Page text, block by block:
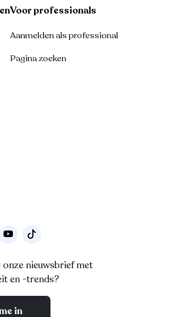
Voor professionals
Aanmelden als professional
Pagina zoeken
nieuwsbrief met
en -trends?
in